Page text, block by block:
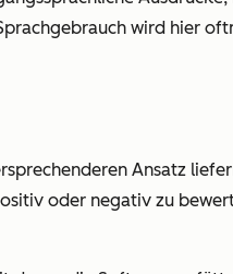
wird hier
Ansatz
oder negativ zu